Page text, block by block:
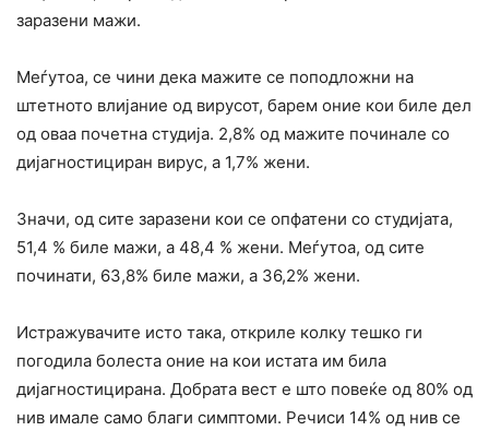
заразени мажи.
Меѓутоа, се чини дека мажите се поподложни на
штетното влијание од вирусот, барем оние кои биле дел
од оваа почетна студија. 2,8% од мажите починале со
дијагностициран вирус, а 1,7% жени.
Значи, од сите заразени кои се опфатени со студијата,
51,4 % биле мажи, а 48,4 % жени. Меѓутоа, од сите
починати, 63,8% биле мажи, а 36,2% жени.
Истражувачите исто така, откриле колку тешко ги
погодила болеста оние на кои истата им била
дијагностицирана. Добрата вест е што повеќе од 80% од
нив имале само благи симптоми. Речиси 14% од нив се